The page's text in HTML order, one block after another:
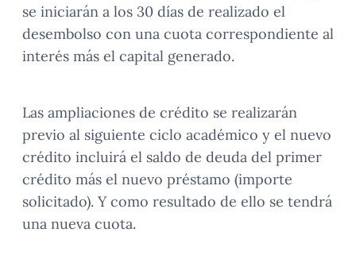
se iniciarán a los 30 días de realizado el
desembolso con una cuota correspondiente al
interés más el capital generado.
Las ampliaciones de crédito se realizarán
previo al siguiente ciclo académico y el nuevo
crédito incluirá el saldo de deuda del primer
crédito más el nuevo préstamo (importe
solicitado). Y como resultado de ello se tendrá
una nueva cuota.